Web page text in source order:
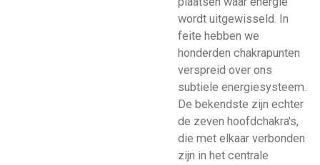
wordt uitgewisseld. In
feite hebben we
honderden chakrapunten
verspreid over ons
subtiele energiesysteem.
De bekendste zijn echter
de zeven hoofdchakra's,
die met elkaar verbonden
zijn in het centrale